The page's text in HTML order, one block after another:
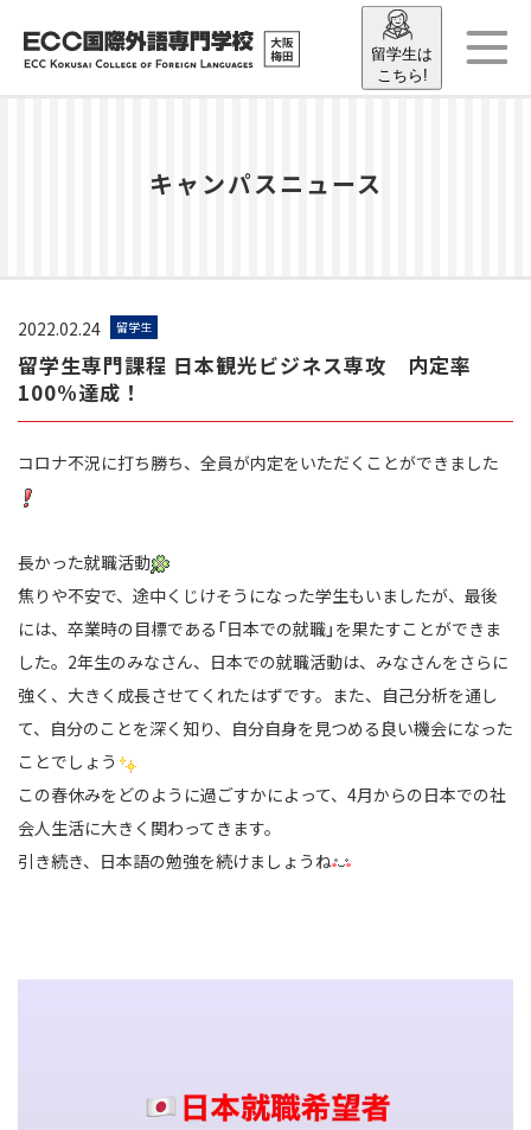
留学生は
こちら!
キャンパスニュース
2022.02.24 留学生
留学生専門課程 日本観光ビジネス専攻 内定率
100%達成！
コロナ不況に打ち勝ち、全員が内定をいただくことができました
長かった就職活動
焦りや不安で、途中くじけそうになった学生もいましたが、最後
には、卒業時の目標である「日本での就職」を果たすことができま
した。 2年生のみなさん、日本での就職活動は、みなさんをさらに
強く、大きく成長させてくれたはずです。 また、自己分析を通し
て、自分のことを深く知り、自分自身を見つめる良い機会になった
ことでしょう
この春休みをどのように過ごすかによって、4月からの日本での社
会人生活に大きく関わってきます。
引き続き、日本語の勉強を続けましょうね